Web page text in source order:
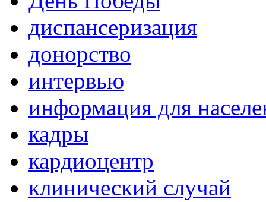
диспансеризация
донорство
интервью
информация для
кадры
кардиоцентр
клинический случай